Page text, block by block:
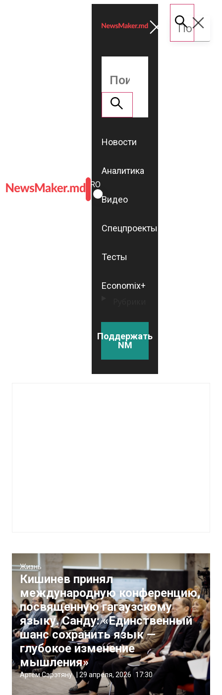
ROMÂNĂ
RU
Новости
Аналитика
Видео
Спецпроекты
Тесты
Economix+
Поддержать
NM
Жизнь
Кишинев принял
международную конференцию,
посвященную гагаузскому
языку. Санду: «Единственный
шанс сохранить язык —
глубокое изменение
мышления»
Артём Сэрэтяну 29 апреля, 2026 17:30